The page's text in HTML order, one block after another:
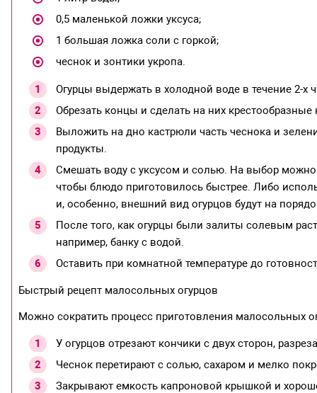
0,5 маленькой ложки уксуса;
1 большая ложка соли с горкой;
чеснок и зонтики укропа.
Огурцы выдержать в холодной воде в течение 2-х
Обрезать концы и сделать на них крестообразные
Выложить на дно кастрюли часть чеснока и
продукты.
Смешать воду с уксусом и солью. На выбор можно
чтобы блюдо приготовилось быстрее. Либо
и, особенно, внешний вид огурцов будут на
После того, как огурцы были залиты солевым
например, банку с водой.
Оставить при комнатной температуре до
Быстрый рецепт малосольных огурцов
Можно сократить процесс приготовления малосольных
У огурцов отрезают кончики с двух сторон,
Чеснок перетирают с солью, сахаром и мелко
Закрывают емкость капроновой крышкой и